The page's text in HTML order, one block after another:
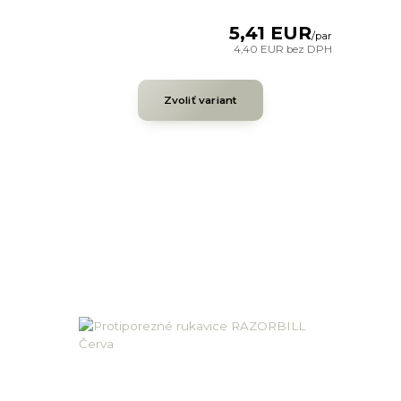
5,41 EUR/par
4,40 EUR bez DPH
Zvoliť variant